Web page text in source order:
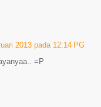
2013 pada 12:14 PG
=P